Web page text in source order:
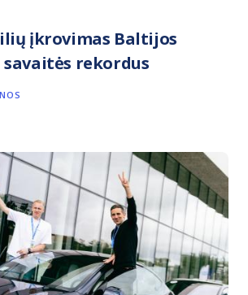
įkrovimas Baltijos
savaitės rekordus